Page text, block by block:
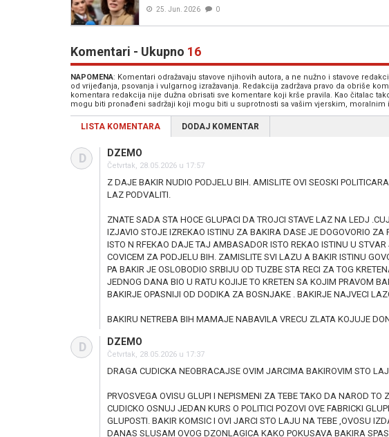
25. Jun. 2026 0
Komentari - Ukupno 16
NAPOMENA: Komentari odražavaju stavove njihovih autora, a ne nužno i stavove
od vrijeđanja, psovanja i vulgarnog izražavanja. Redakcija zadržava pravo da obriše
komentara redakcija nije dužna obrisati sve komentare koji krše pravila. Kao čitalac
mogu biti pronađeni sadržaji koji mogu biti u suprotnosti sa vašim vjerskim,
LISTA KOMENTARA DODAJ KOMENTAR
D DZEMO
Četvrtak, 28.05.2026 u 17:57
Z DAJE BAKIR NUDIO PODJELU BIH. AMISLITE OVI SEOSKI
LAZ PODVALITI.
ZNATE SADA STA HOCE GLUPACI DA TROJCI STAVE LAZ NA LEDJ
IZJAVIO STOJE IZREKAO ISTINU ZA BAKIRA DASE JE DOGOVORIO ZA
ISTO N RFEKAO DAJE TAJ AMBASADOR ISTO REKAO ISTINU U
COVICEM ZA PODJELU BIH. ZAMISLITE SVI LAZU A BAKIR ISTINU
PA BAKIR JE OSLOBODIO SRBIJU OD TUZBE STA RECI ZA TOG
JEDNOG DANA BIO U RATU KOJIJE TO KRETEN SA KOJIM PRAVOM
BAKIRJE OPASNIJI OD DODIKA ZA BOSNJAKE . BAKIRJE NAJVECI
BAKIRU NETREBA BIH MAMAJE NABAVILA VRECU ZLATA KOJUJE
D DZEMO
Četvrtak, 28.05.2026 u 17:37
DRAGA CUDICKA NEOBRACAJSE OVIM JARCIMA BAKIROVIM STO
PRVOSVEGA OVISU GLUPI I NEPISMENI ZA TEBE TAKO DA NAROD TO
CUDICKO OSNUJ JEDAN KURS O POLITICI POZOVI OVE FABRICKI
GLUPOSTI. BAKIR KOMSIC I OVI JARCI STO LAJU NA TEBE ,OVOSU
DANAS SLUSAM OVOG DZONLAGICA KAKO POKUSAVA BAKIRA